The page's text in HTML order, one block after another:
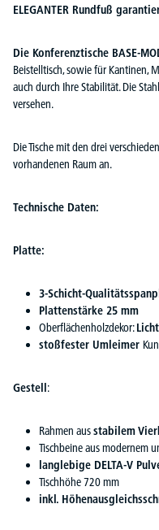
ELEGANTER Rundfuß
Die Konferenztische BASE-
Beistelltisch, sowie für Kantinen,
auch durch Ihre Stabilität. Die
versehen.
Die Tische mit den drei
vorhandenen Raum an.
Technische Daten:
Platte:
3-Schicht-
Plattenstärke 25 mm
Oberflächenholzdekor:
stoßfester Umleimer
Gestell:
Rahmen ausstabilem
Tischbeine aus modernem
langlebige DELTA-V
Tischhöhe 720 mm
inkl.